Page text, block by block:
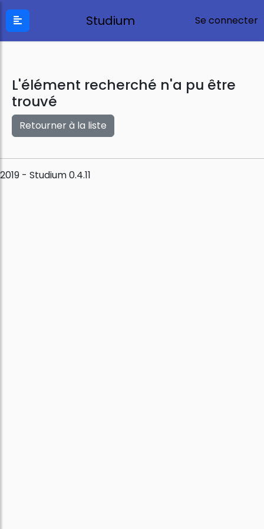
Studium Se connecter
L'élément recherché n'a pu être
trouvé
Retourner à la liste
2019 - Studium 0.4.11